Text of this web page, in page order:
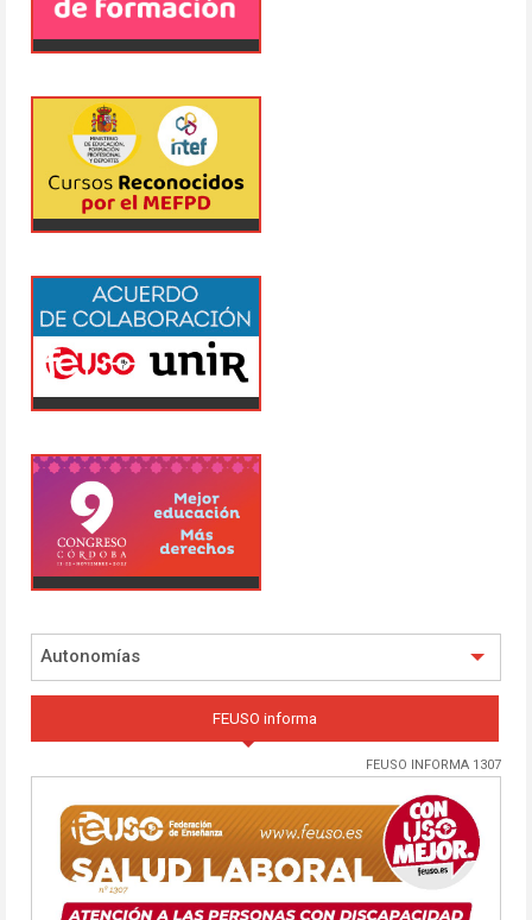
Autonomías
FEUSO informa
FEUSO INFORMA 1307